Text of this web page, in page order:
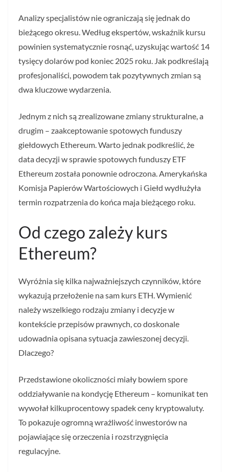
Analizy specjalistów nie ograniczają się jednak do
bieżącego okresu. Według ekspertów, wskaźnik kursu
powinien systematycznie rosnąć, uzyskując wartość 14
tysięcy dolarów pod koniec 2025 roku. Jak podkreślają
profesjonaliści, powodem tak pozytywnych zmian są
dwa kluczowe wydarzenia.
Jednym z nich są zrealizowane zmiany strukturalne, a
drugim – zaakceptowanie spotowych funduszy
giełdowych Ethereum. Warto jednak podkreślić, że
data decyzji w sprawie spotowych funduszy ETF
Ethereum została ponownie odroczona. Amerykańska
Komisja Papierów Wartościowych i Giełd wydłużyła
termin rozpatrzenia do końca maja bieżącego roku.
Od czego zależy kurs
Ethereum?
Wyróżnia się kilka najważniejszych czynników, które
wykazują przełożenie na sam kurs ETH. Wymienić
należy wszelkiego rodzaju zmiany i decyzje w
kontekście przepisów prawnych, co doskonale
udowadnia opisana sytuacja zawieszonej decyzji.
Dlaczego?
Przedstawione okoliczności miały bowiem spore
oddziaływanie na kondycję Ethereum – komunikat ten
wywołał kilkuprocentowy spadek ceny kryptowaluty.
To pokazuje ogromną wrażliwość inwestorów na
pojawiające się orzeczenia i rozstrzygnięcia
regulacyjne.